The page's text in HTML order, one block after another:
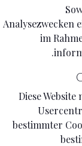
Analysezwecken
im
Diese
bestimmter